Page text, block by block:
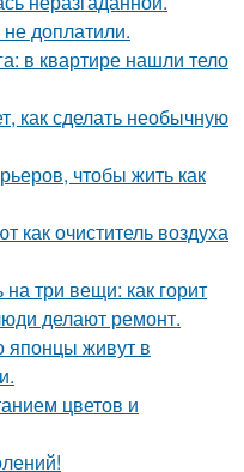
не доплатили.
в квартире нашли тело
как сделать необычную
чтобы жить как
как очиститель воздуха
три вещи: как горит
делают ремонт.
японцы живут в
цветов и